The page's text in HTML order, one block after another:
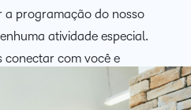
a programação do nosso
atividade especial.
conectar com você e
que você possa ter.